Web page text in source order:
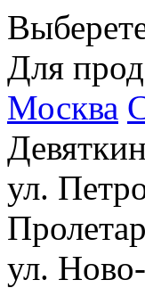
Для
Москва
ул.
ул.